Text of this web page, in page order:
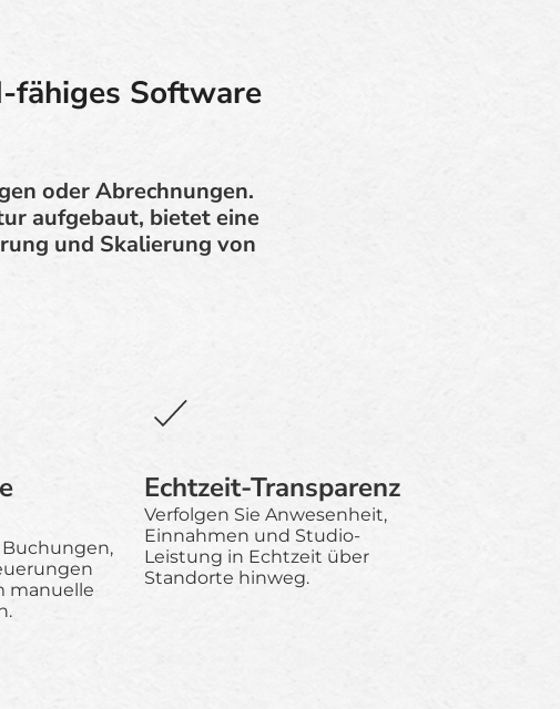
fähiges Software
oder Abrechnungen.
aufgebaut, bietet eine
und Skalierung von
manuelle
Echtzeit-Transparenz
Verfolgen Sie Anwesenheit,
Einnahmen und Studio-
Leistung in Echtzeit über
Standorte hinweg.